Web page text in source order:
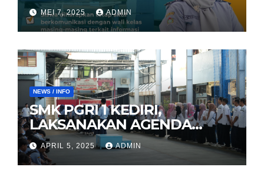
MEI 7, 2025 ADMIN
NEWS / INFO
SMK PGRI 1 KEDIRI,
LAKSANAKAN AGENDA
HALAL BIHALAL
APRIL 5, 2025 ADMIN